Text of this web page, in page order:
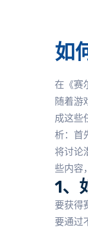
如
在《赛
随着游
成这些
析：首
将讨论
些内容
1、
要获得
要通过